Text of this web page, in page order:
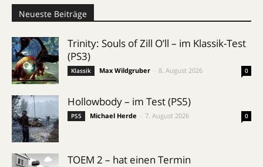
Neueste Beiträge
Trinity: Souls of Zill O’ll – im Klassik-Test
(PS3)
Klassik Max Wildgruber 8. August 2026 0
Hollowbody – im Test (PS5)
PS5 Michael Herde 7. August 2026 0
TOEM 2 – hat einen Termin